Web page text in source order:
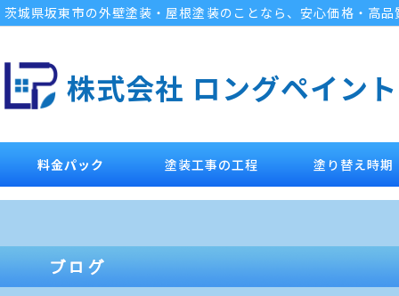
茨城県坂東市の外壁塗装・屋根塗装のことなら、安心価格・高
株式会社 ロングペイント
料金パック 塗装工事の工程 塗り替え時期